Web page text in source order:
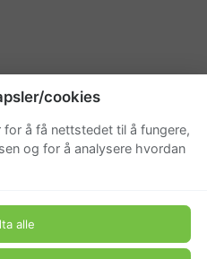
cookies
å få nettstedet til å fungere,
og for å analysere hvordan
alle